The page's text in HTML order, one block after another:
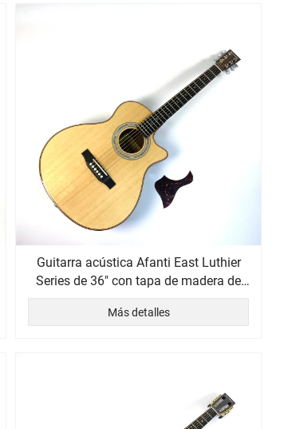
Guitarra acústica Afanti East Luthier
Series de 36" con tapa de madera de
palisandro curvada y corte de arce
Más detalles